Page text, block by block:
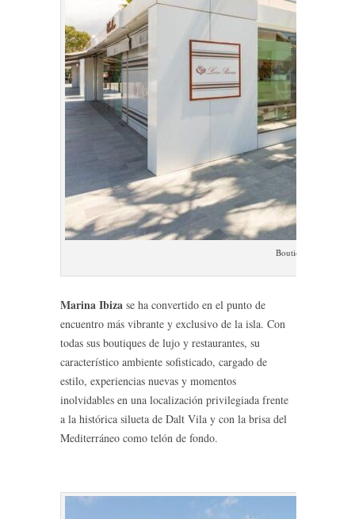
Boutiques Marina
Marina Ibiza se ha convertido en el punto de
encuentro más vibrante y exclusivo de la isla. Con
todas sus boutiques de lujo y restaurantes, su
característico ambiente sofisticado, cargado de
estilo, experiencias nuevas y momentos
inolvidables en una localización privilegiada frente
a la histórica silueta de Dalt Vila y con la brisa del
Mediterráneo como telón de fondo.